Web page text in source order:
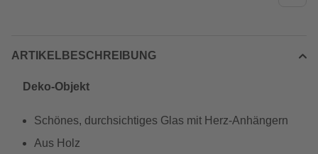
ARTIKELBESCHREIBUNG
Deko-Objekt
Schönes, durchsichtiges Glas mit Herz-Anhängern
Aus Holz